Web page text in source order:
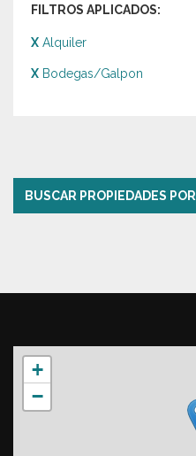
FILTROS APLICADOS:
X Alquiler
X Bodegas/Galpon
BUSCAR PROPIEDADES POR
+
−